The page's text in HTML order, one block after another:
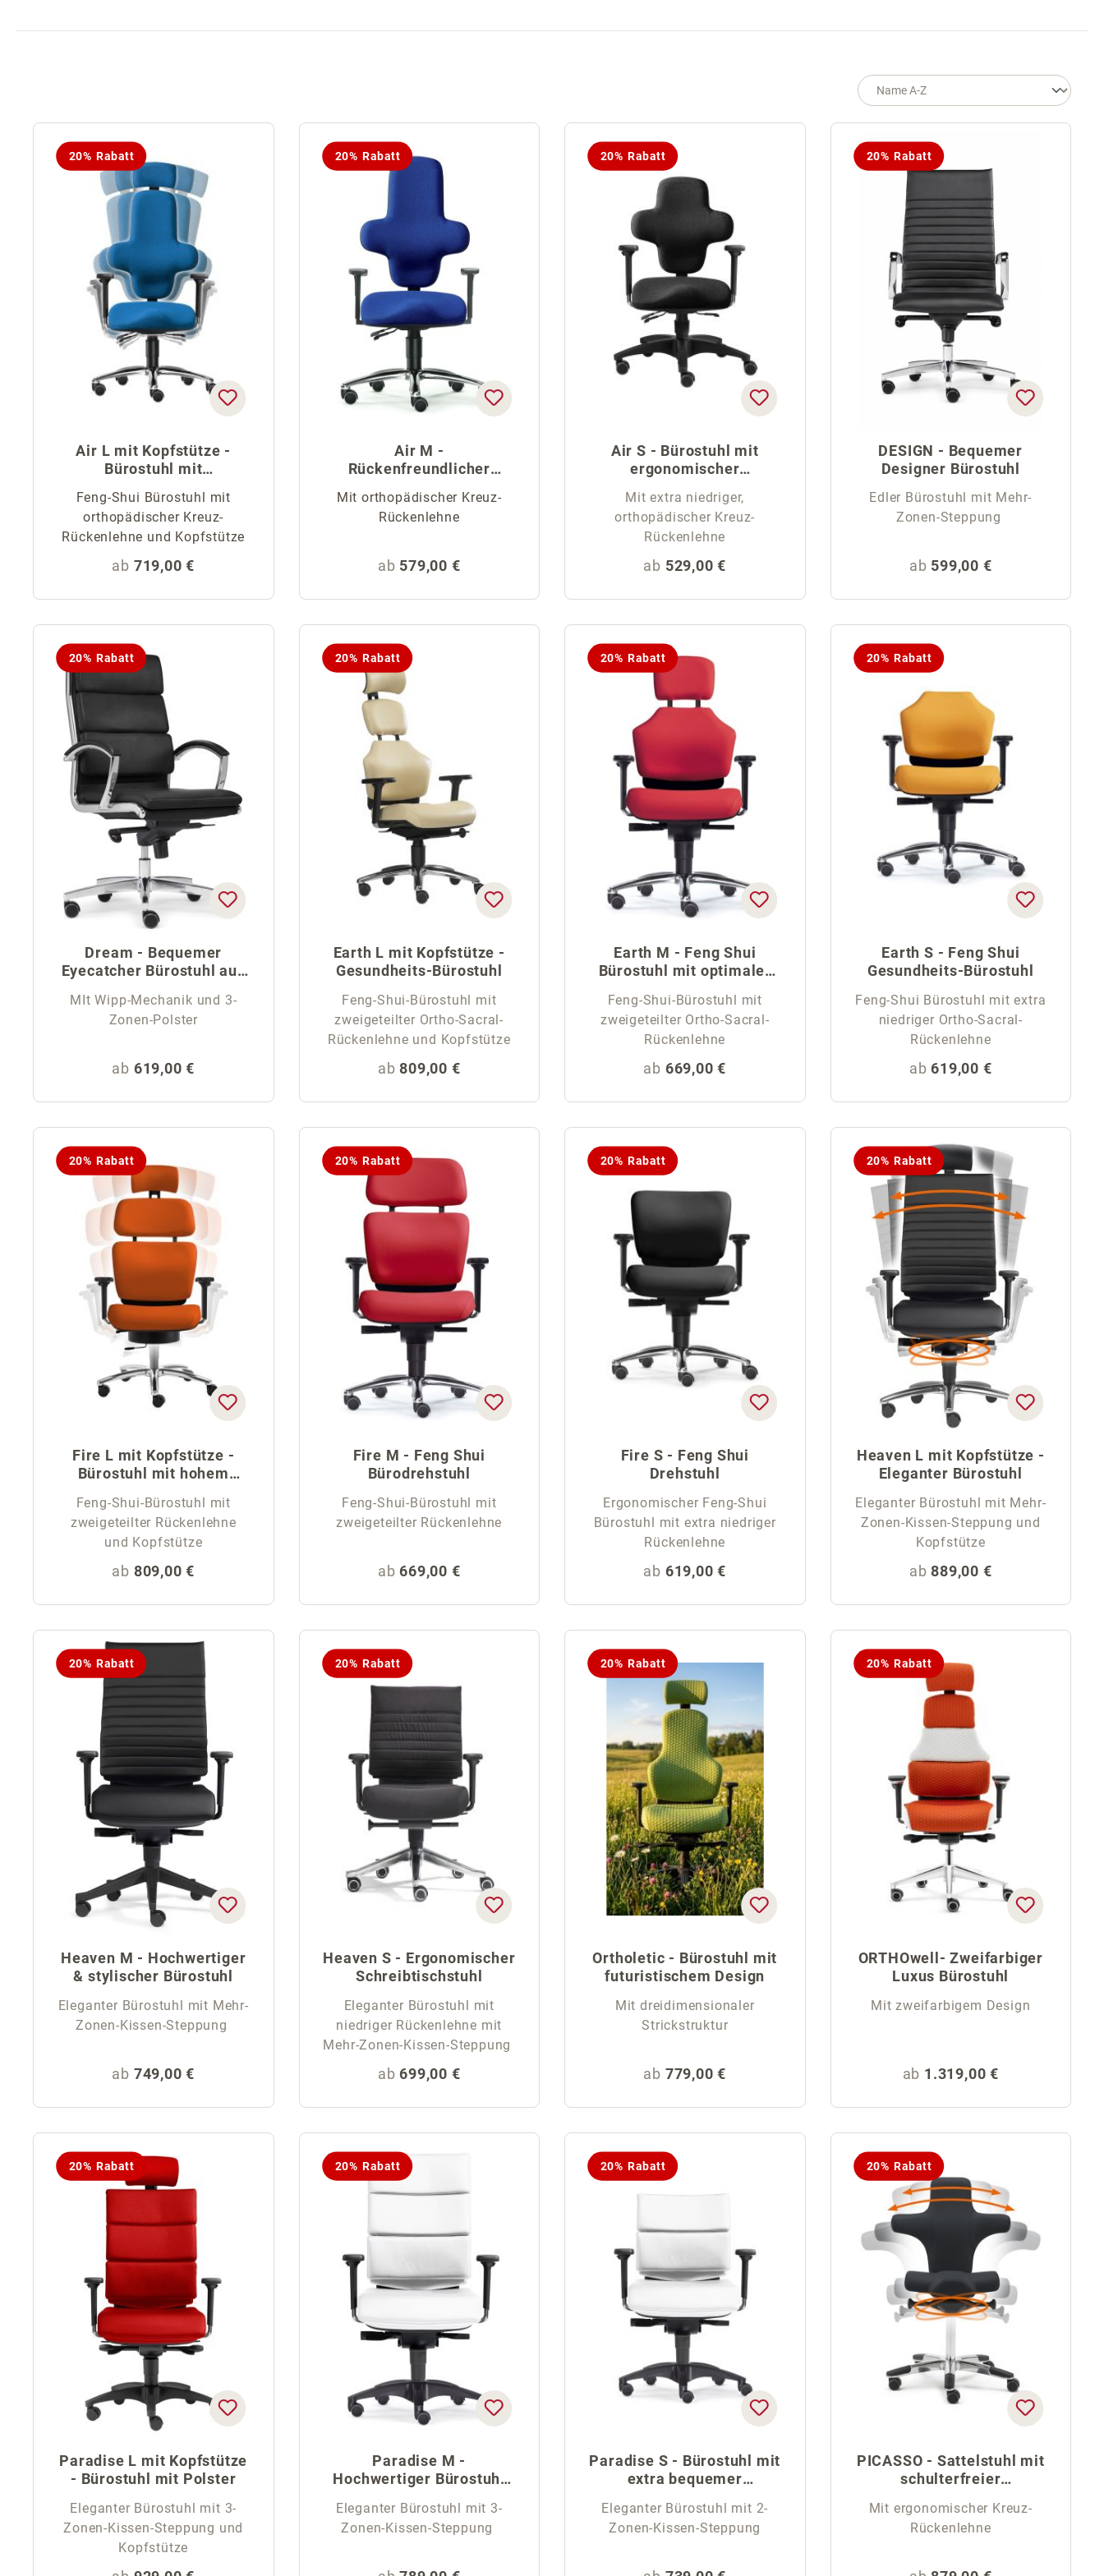
20% Rabatt
Air L mit Kopfstütze -
Bürostuhl mit
Feng-Shui Bürostuhl mit
orthopädischer Kreuz-
Rückenlehne und Kopfstütze
Regulärer Preis:
ab 719,00 €
20% Rabatt
Air M -
Rückenfreundlicher
Mit orthopädischer Kreuz-
Rückenlehne
Regulärer Preis:
ab 579,00 €
20% Rabatt
Air S - Bürostuhl mit
ergonomischer
Mit extra niedriger,
orthopädischer Kreuz-
Rückenlehne
Regulärer Preis:
ab 529,00 €
20% Rabatt
DESIGN - Bequemer
Designer Bürostuhl
Edler Bürostuhl mit Mehr-
Zonen-Steppung
Regulärer Preis:
ab 599,00 €
20% Rabatt
Dream - Bequemer
Eyecatcher Bürostuhl aus
MIt Wipp-Mechanik und 3-
Zonen-Polster
Regulärer Preis:
ab 619,00 €
20% Rabatt
Earth L mit Kopfstütze -
Gesundheits-Bürostuhl
Feng-Shui-Bürostuhl mit
zweigeteilter Ortho-Sacral-
Rückenlehne und Kopfstütze
Regulärer Preis:
ab809,00 €
20% Rabatt
Earth M - Feng Shui
Bürostuhl mit optimaler
Feng-Shui-Bürostuhl mit
zweigeteilter Ortho-Sacral-
Rückenlehne
Regulärer Preis:
ab 669,00 €
20% Rabatt
Earth S - Feng Shui
Gesundheits-Bürostuhl
Feng-Shui Bürostuhl mit extra
niedriger Ortho-Sacral-
Rückenlehne
Regulärer Preis:
ab 619,00 €
20% Rabatt
Fire L mit Kopfstütze -
Bürostuhl mit hohem
Feng-Shui-Bürostuhl mit
zweigeteilter Rückenlehne
und Kopfstütze
Regulärer Preis:
ab 809,00 €
20% Rabatt
Fire M - Feng Shui
Bürodrehstuhl
Feng-Shui-Bürostuhl mit
zweigeteilter Rückenlehne
Regulärer Preis:
ab 669,00 €
20% Rabatt
Fire S - Feng Shui
Drehstuhl
Ergonomischer Feng-Shui
Bürostuhl mit extra niedriger
Rückenlehne
Regulärer Preis:
ab 619,00 €
20% Rabatt
Heaven L mit Kopfstütze -
Eleganter Bürostuhl
Eleganter Bürostuhl mit Mehr-
Zonen-Kissen-Steppung und
Kopfstütze
Regulärer Preis:
ab889,00 €
20% Rabatt
Heaven M - Hochwertiger
& stylischer Bürostuhl
Eleganter Bürostuhl mit Mehr-
Zonen-Kissen-Steppung
Regulärer Preis:
ab 749,00 €
20% Rabatt
Heaven S - Ergonomischer
Schreibtischstuhl
Eleganter Bürostuhl mit
niedriger Rückenlehne mit
Mehr-Zonen-Kissen-Steppung
Regulärer Preis:
ab 699,00 €
20% Rabatt
Ortholetic - Bürostuhl mit
futuristischem Design
Mit dreidimensionaler
Strickstruktur
Regulärer Preis:
ab 779,00 €
20% Rabatt
ORTHOwell- Zweifarbiger
Luxus Bürostuhl
Mit zweifarbigem Design
Regulärer Preis:
ab 1.319,00 €
20% Rabatt
Paradise L mit Kopfstütze
- Bürostuhl mit Polster
Eleganter Bürostuhl mit 3-
Zonen-Kissen-Steppung und
Kopfstütze
20% Rabatt
Paradise M -
Hochwertiger Bürostuhl
Eleganter Bürostuhl mit 3-
Zonen-Kissen-Steppung
20% Rabatt
Paradise S - Bürostuhl mit
extra bequemer
Eleganter Bürostuhl mit 2-
Zonen-Kissen-Steppung
20% Rabatt
PICASSO - Sattelstuhl mit
schulterfreier
Mit ergonomischer Kreuz-
Rückenlehne